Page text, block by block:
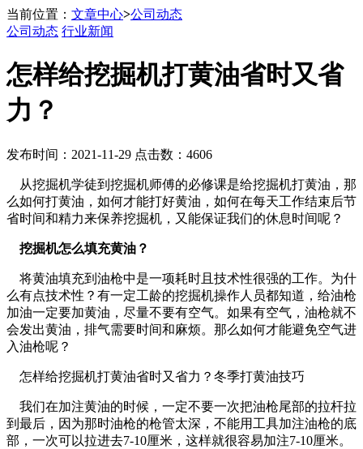
当前位置： 文章中心>公司动态
公司动态 行业新闻
怎样给挖掘机打黄油省时又省
力？
发布时间：2021-11-29 点击数：4606
从挖掘机学徒到挖掘机师傅的必修课是给挖掘机打黄油，那
么如何打黄油，如何才能打好黄油，如何在每天工作结束后节
省时间和精力来保养挖掘机，又能保证我们的休息时间呢？
挖掘机怎么填充黄油？
将黄油填充到油枪中是一项耗时且技术性很强的工作。为什
么有点技术性？有一定工龄的挖掘机操作人员都知道，给油枪
加油一定要加黄油，尽量不要有空气。如果有空气，油枪就不
会发出黄油，排气需要时间和麻烦。那么如何才能避免空气进
入油枪呢？
怎样给挖掘机打黄油省时又省力？冬季打黄油技巧
我们在加注黄油的时候，一定不要一次把油枪尾部的拉杆拉
到最后，因为那时油枪的枪管太深，不能用工具加注油枪的底
部，一次可以拉进去7-10厘米，这样就很容易加注7-10厘米。